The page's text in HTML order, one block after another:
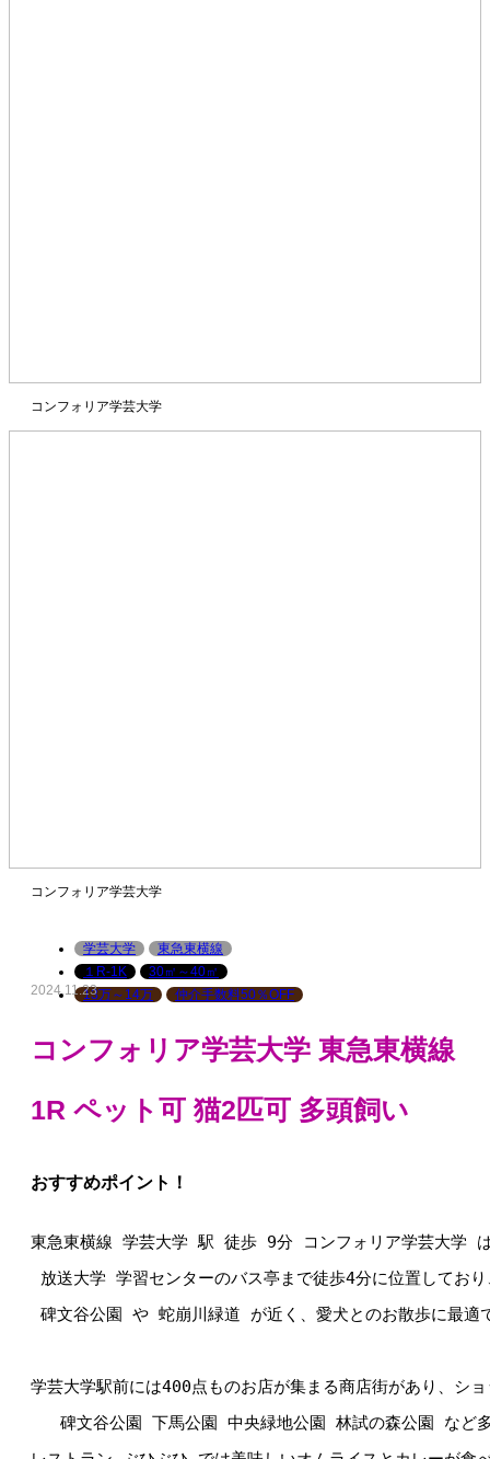
コンフォリア学芸大学
コンフォリア学芸大学
学芸大学
東急東横線
１R-1K
30㎡～40㎡
13万～14万
仲介手数料50％OFF
2024.11.23
コンフォリア学芸大学 東急東横線
1R ペット可 猫2匹可 多頭飼い
おすすめポイント！
東急東横線 学芸大学 駅 徒歩 9分 コンフォリア学芸
放送大学 学習センターのバス亭まで徒歩4分に位置してお
碑文谷公園 や 蛇崩川緑道 が近く、愛犬とのお散歩に最適
学芸大学駅前には400点ものお店が集まる商店街があり、シ
碑文谷公園 下馬公園 中央緑地公園 林試の森公園 など